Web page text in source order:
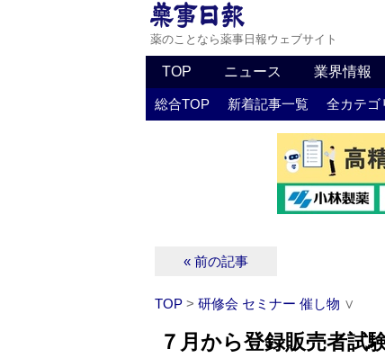
薬のことなら薬事日報ウェブサイト
TOP ニュース 業界情報
総合TOP 新着記事一覧 全カテゴ
« 前の記事
TOP > 研修会 セミナー 催し物 ∨
７月から登録販売者試